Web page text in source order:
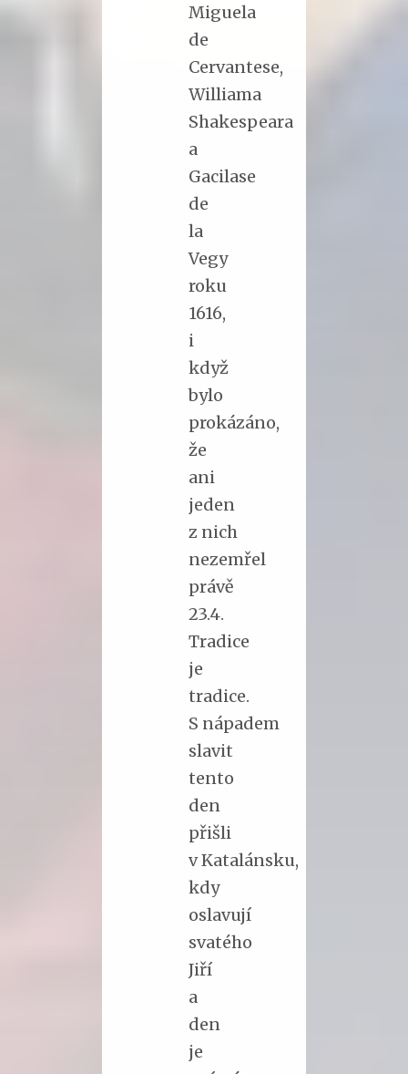
Miguela
de
Cervantese,
Williama
Shakespeara
a
Gacilase
de
la
Vegy
roku
1616,
i
když
bylo
prokázáno,
že
ani
jeden
z nich
nezemřel
právě
23.4.
Tradice
je
tradice.
S nápadem
slavit
tento
den
přišli
v Katalánsku,
kdy
oslavují
svatého
Jiří
a
den
je